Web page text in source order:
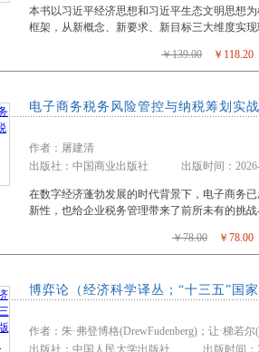
本书以习近平经济思想和习近平生态文明思想
框架，从新概念、新要求、新目标三大维度实
￥139.00 ￥118.20
电子商务税务风险管控与纳税筹划实战
作者：屠建清
出版社：中国商业出版社 出版时间：2026-
在数字经济蓬勃发展的时代背景下，电子商务
新性，也给企业税务管理带来了前所未有的挑
￥78.00 ￥78.00
博弈论（经济科学译丛；“十三五”国
作者：朱·弗登博格(DrewFudenberg)；让·梯若尔
出版社：中国人民大学出版社 出版时间：